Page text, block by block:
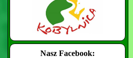
Nasz Facebook: